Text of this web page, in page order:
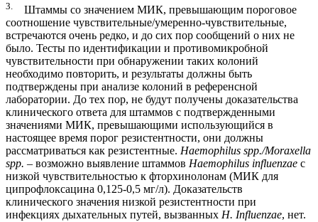
3.
Штаммы со значением МИК, превышающим пороговое
соотношение чувствительные/умеренно-чувствительные,
встречаются очень редко, и до сих пор сообщений о них не
было. Тесты по идентификации и противомикробной
чувствительности при обнаружении таких колоний
необходимо повторить, и результаты должны быть
подтверждены при анализе колоний в референсной
лаборатории. До тех пор, не будут получены доказательства
клинического ответа для штаммов с подтвержденными
значениями МИК, превышающими использующийся в
настоящее время порог резистентности, они должны
рассматриваться как резистентные. Haemophilus spp./Moraxella
spp. – возможно выявление штаммов Haemophilus influenzae с
низкой чувствительностью к фторхинолонам (МИК для
ципрофлоксацина 0,125-0,5 мг/л). Доказательств
клинического значения низкой резистентности при
инфекциях дыхательных путей, вызванных Н. Influenzae, нет.